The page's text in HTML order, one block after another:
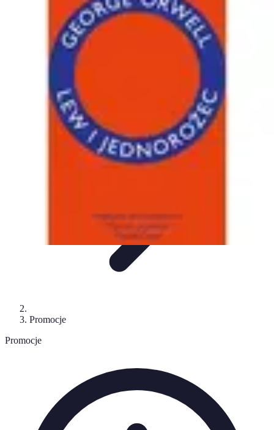
Zakupy Na Topie
Porady ZakupowePorady zakupowePromocjeTrendy i
Zakupy Na Topie
Promocje
Promocje